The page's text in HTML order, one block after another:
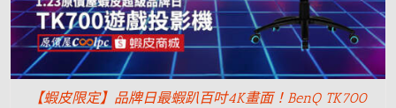
【蝦皮限定】品牌日最蝦趴百吋4K畫面！BenQ TK700